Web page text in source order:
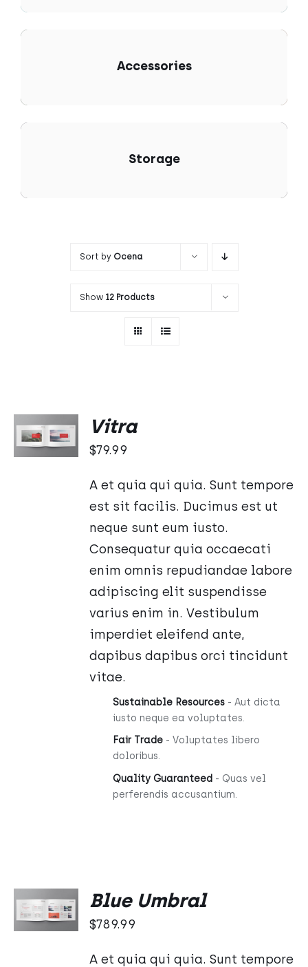
Accessories
Storage
Sort by Ocena
Show 12 Products
DO
KOSZYKA
/
Vitra
$79.99
A et quia qui quia. Sunt tempore
est sit facilis. Ducimus est ut
neque sunt eum iusto.
Consequatur quia occaecati
enim omnis repudiandae labore
adipiscing elit suspendisse
varius enim in. Vestibulum
imperdiet eleifend ante,
dapibus dapibus orci tincidunt
vitae.
Sustainable Resources- Aut dicta
iusto neque ea voluptates.
Fair Trade- Voluptates libero
doloribus.
Quality Guaranteed - Quas vel
perferendis accusantium.
DO
KOSZYKA
/
Blue Umbral
$789.99
A et quia qui quia. Sunt tempore